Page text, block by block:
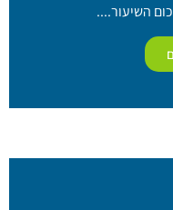
השיעור....